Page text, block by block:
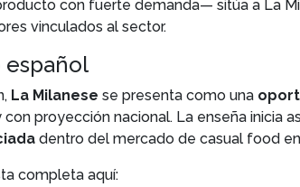
con fuerte demanda— sitúa a La
vinculados al sector.
español
La Milanese se presenta como una
proyección nacional. La enseña inicia
dentro del mercado de casual food en
completa aquí: